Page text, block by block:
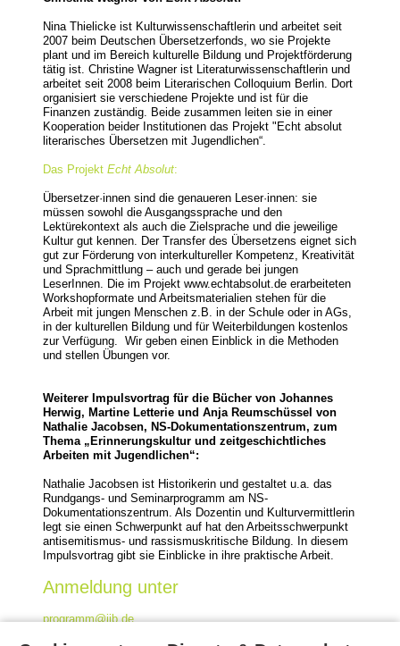
Nina Thielicke ist Kulturwissenschaftlerin und arbeitet seit
2007 beim Deutschen Übersetzerfonds, wo sie Projekte
plant und im Bereich kulturelle Bildung und Projektförderung
tätig ist. Christine Wagner ist Literaturwissenschaftlerin und
arbeitet seit 2008 beim Literarischen Colloquium Berlin. Dort
organisiert sie verschiedene Projekte und ist für die
Finanzen zuständig. Beide zusammen leiten sie in einer
Kooperation beider Institutionen das Projekt "Echt absolut
literarisches Übersetzen mit Jugendlichen“.
Das Projekt Echt Absolut:
Übersetzer·innen sind die genaueren Leser·innen: sie
müssen sowohl die Ausgangssprache und den
Lektürekontext als auch die Zielsprache und die jeweilige
Kultur gut kennen. Der Transfer des Übersetzens eignet sich
gut zur Förderung von interkultureller Kompetenz, Kreativität
und Sprachmittlung – auch und gerade bei jungen
LeserInnen. Die im Projekt www.echtabsolut.de erarbeiteten
Workshopformate und Arbeitsmaterialien stehen für die
Arbeit mit jungen Menschen z.B. in der Schule oder in AGs,
in der kulturellen Bildung und für Weiterbildungen kostenlos
zur Verfügung. Wir geben einen Einblick in die Methoden
und stellen Übungen vor.
Weiterer Impulsvortrag für die Bücher von Johannes
Herwig, Martine Letterie und Anja Reumschüssel von
Nathalie Jacobsen, NS-Dokumentationszentrum, zum
Thema „Erinnerungskultur und zeitgeschichtliches
Arbeiten mit Jugendlichen“:
Nathalie Jacobsen ist Historikerin und gestaltet u.a. das
Rundgangs- und Seminarprogramm am NS-
Dokumentationszentrum. Als Dozentin und Kulturvermittlerin
legt sie einen Schwerpunkt auf hat den Arbeitsschwerpunkt
antisemitismus- und rassismuskritische Bildung. In diesem
Impulsvortrag gibt sie Einblicke in ihre praktische Arbeit.
Anmeldung unter
programm@ijb.de